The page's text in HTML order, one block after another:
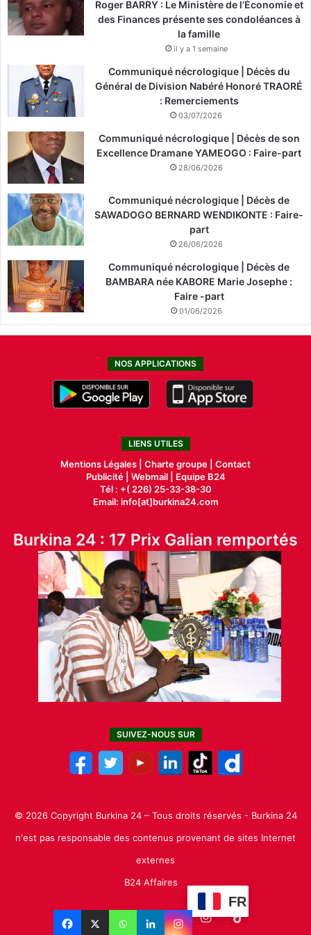
Roger BARRY : Le Ministère de l’Économie et
des Finances présente ses condoléances à
la famille
il y a 1 semaine
Communiqué nécrologique | Décès du
Général de Division Nabéré Honoré TRAORÉ
: Remerciements
03/07/2026
Communiqué nécrologique | Décès de son
Excellence Dramane YAMEOGO : Faire-part
28/06/2026
Communiqué nécrologique | Décès de
SAWADOGO BERNARD WENDIKONTE : Faire-
part
26/06/2026
Communiqué nécrologique | Décès de
BAMBARA née KABORE Marie Josephe :
Faire -part
01/06/2026
NOS APPLICATIONS
LIENS UTILES
Mentions Légales | Charte groupe | Contact
Publicité| Webmail |
Equipe B24
Tél : +( 226) 25-33-38-30
Email: info[at]burkina24.com
Burkina 24 : 17 Prix Galian remportés
SUIVEZ-NOUS SUR
© 2026 Copyright Burkina 24 – Tous droits réservés - Burkina 24
n'est pas responsable des contenus provenant de sites Internet
externes
B24 Affaires
FR
Facebook LinkedinYouTubeInstagram
TikTok